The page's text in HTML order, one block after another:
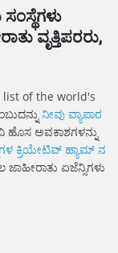
ವೃತ್ತಿಪರರು,
of the world's
ನೀವು ವ್ಯಾಪಾರ
ಅವಕಾಶಗಳನ್ನು
ಕ್ರಿಯೇಟಿವ್ ಹ್ಯಾಮ್ ನ
ಜಾಹೀರಾತು ಏಜೆನ್ಸಿಗಳು